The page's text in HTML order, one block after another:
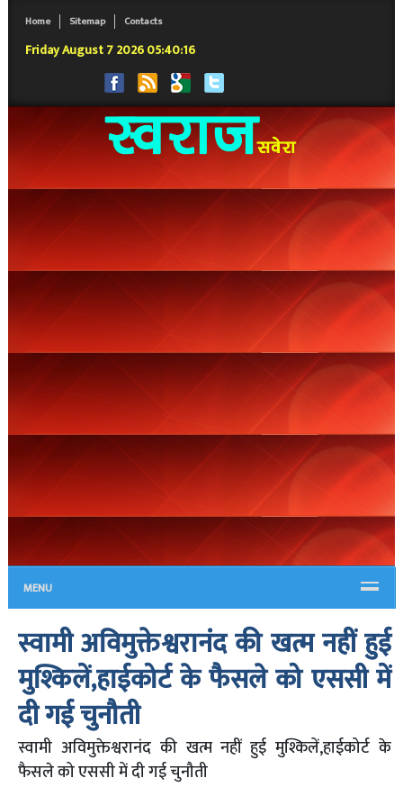
Home Sitemap Contacts
Friday August 7 2026 05:40:17
MENU
स्वामी अविमुक्तेश्वरानंद की खत्म नहीं हुई
मुश्किलें,हाईकोर्ट के फैसले को एससी में
दी गई चुनौती
स्वामी अविमुक्तेश्वरानंद की खत्म नहीं हुई मुश्किलें,हाईकोर्ट के
फैसले को एससी में दी गई चुनौती